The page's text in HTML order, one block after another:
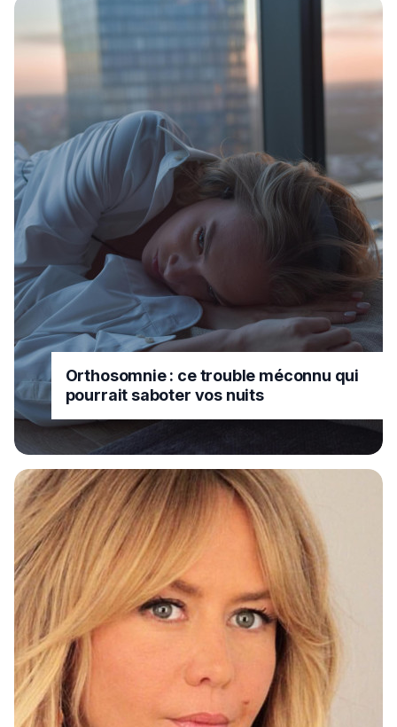
Orthosomnie : ce trouble méconnu qui
pourrait saboter vos nuits